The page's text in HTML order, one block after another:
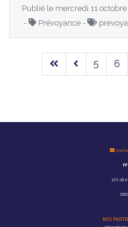
Publié le mercredi 11
-
Prévoyance -
5 6
120
NOS